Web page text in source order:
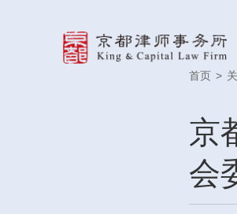
首页 >
京
会